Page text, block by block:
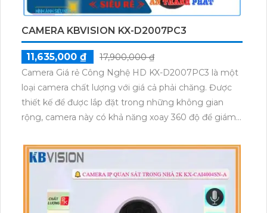
CAMERA KBVISION KX-D2007PC3
11,635,000 ₫
17,900,000 ₫
Camera Giá rẻ Công Nghệ HD KX-D2007PC3 là một
loại camera chất lượng với giá cả phải chăng. Được
thiết kế để được lắp đặt trong những không gian
rộng, camera này có khả năng xoay 360 độ để giám
cho hình ảnh rõ nét và chi tiết. Ngoài ra, camera này
còn tích hợp công nghệ AHD CVI TVI BCS HD, giúp
hệ thống ổn định và tương thích với nhiều đầu ghi
hình khác nhau. Chức năng xoay zoom giúp giám sát
từ xa, trong khi khả năng xem ban đêm với hồng